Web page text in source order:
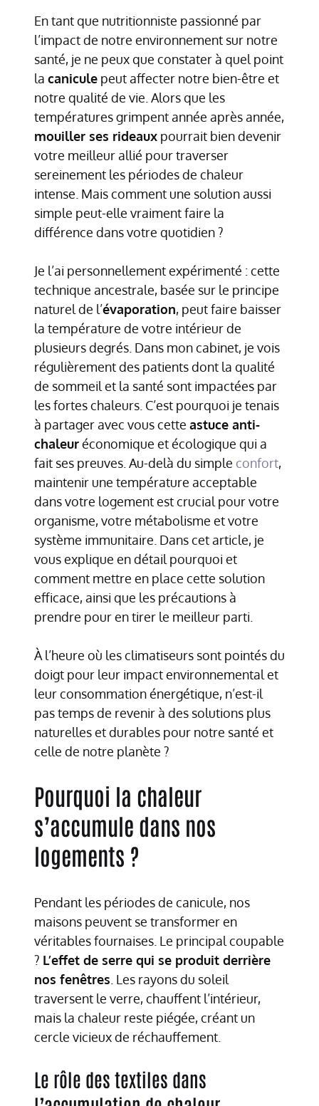
En tant que nutritionniste passionné par
l’impact de notre environnement sur notre
santé, je ne peux que constater à quel point
la canicule peut affecter notre bien-être et
notre qualité de vie. Alors que les
températures grimpent année après année,
mouiller ses rideaux pourrait bien devenir
votre meilleur allié pour traverser
sereinement les périodes de chaleur
intense. Mais comment une solution aussi
simple peut-elle vraiment faire la
différence dans votre quotidien ?
Je l’ai personnellement expérimenté : cette
technique ancestrale, basée sur le principe
naturel de l’évaporation, peut faire baisser
la température de votre intérieur de
plusieurs degrés. Dans mon cabinet, je vois
régulièrement des patients dont la qualité
de sommeil et la santé sont impactées par
les fortes chaleurs. C’est pourquoi je tenais
à partager avec vous cette astuce anti-
chaleuréconomique et écologique qui a
fait ses preuves. Au-delà du simple confort,
maintenir une température acceptable
dans votre logement est crucial pour votre
organisme, votre métabolisme et votre
système immunitaire. Dans cet article, je
vous explique en détail pourquoi et
comment mettre en place cette solution
efficace, ainsi que les précautions à
prendre pour en tirer le meilleur parti.
À l’heure où les climatiseurs sont pointés du
doigt pour leur impact environnemental et
leur consommation énergétique, n’est-il
pas temps de revenir à des solutions plus
naturelles et durables pour notre santé et
celle de notre planète ?
Pourquoi la chaleur
s’accumule dans nos
logements ?
Pendant les périodes de canicule, nos
maisons peuvent se transformer en
véritables fournaises. Le principal coupable
? L’effet de serre qui se produit derrière
nos fenêtres. Les rayons du soleil
traversent le verre, chauffent l’intérieur,
mais la chaleur reste piégée, créant un
cercle vicieux de réchauffement.
Le rôle des textiles dans